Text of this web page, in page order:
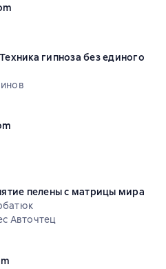
гипноза без единого
рейтинг 0 на основе 0 оценок
пелены с матрицы мира
Авточтец
рейтинг 0 на основе 0 оценок